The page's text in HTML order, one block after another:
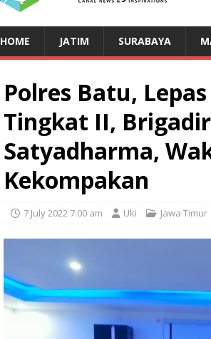
HOME JATIM SURABAYA
Polres Batu,
Tingkat II,
Satyadharma,
Kekompakan
7 July 2022 7:00 am Uki Jawa Timur